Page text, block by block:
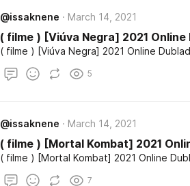
@issaknene March 14, 2021
( filme ) [Viúva Negra] 2021 Online
( filme ) [Viúva Negra] 2021 Online
5
@issaknene March 14, 2021
( filme ) [Mortal Kombat] 2021
( filme ) [Mortal Kombat] 2021 Online
7